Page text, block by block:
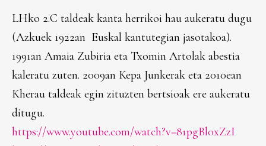
LHko 2.C taldeak kanta herrikoi hau aukeratu dugu
(Azkuek 1922an Euskal kantutegian jasotakoa).
1991an Amaia Zubiria eta Txomin Artolak abestia
kaleratu zuten. 2009an Kepa Junkerak eta 2010ean
Kherau taldeak egin zituzten bertsioak ere aukeratu
ditugu.
https://www.youtube.com/watch?v=81pgBl0xZzI